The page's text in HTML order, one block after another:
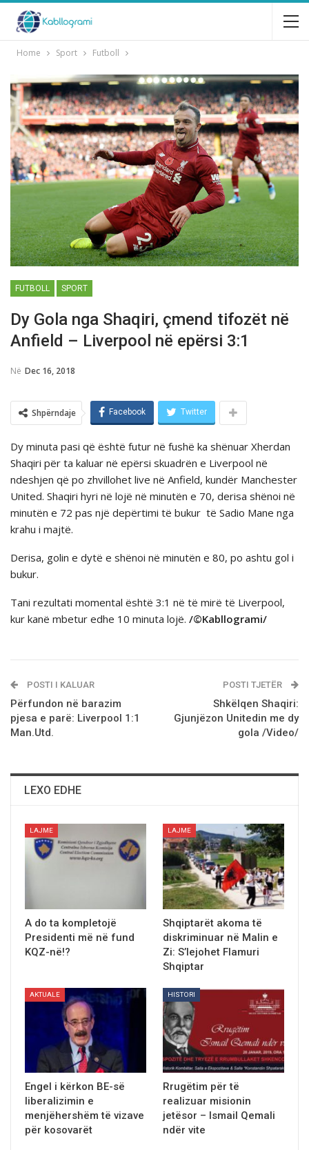
Home Sport Futboll
FUTBOLL SPORT
Dy Gola nga Shaqiri, çmend tifozët në
Anfield – Liverpool në epërsi 3:1
Në Dec 16, 2018
Shpërndaje Facebook Twitter
Dy minuta pasi që është futur në fushë ka shënuar Xherdan
Shaqiri për ta kaluar në epërsi skuadrën e Liverpool në
ndeshjen që po zhvillohet live në Anfield, kundër Manchester
United. Shaqiri hyri në lojë në minutën e 70, derisa shënoi në
minutën e 72 pas një depërtimi të bukur të Sadio Mane nga
krahu i majtë.
Derisa, golin e dytë e shënoi në minutën e 80, po ashtu gol i
bukur.
Tani rezultati momental është 3:1 në të mirë të Liverpool,
kur kanë mbetur edhe 10 minuta lojë. /©Kabllogrami/
POSTI I KALUAR
Përfundon në barazim
pjesa e parë: Liverpool 1:1
Man.Utd.
POSTI TJETËR
Shkëlqen Shaqiri:
Gjunjëzon Unitedin me dy
gola /Video/
LEXO EDHE
LAJME
A do ta kompletojë
Presidenti më në fund
KQZ-në!?
LAJME
Shqiptarёt akoma tё
diskriminuar nё Malin e
Zi: S’lejohet Flamuri
Shqiptar
AKTUALE
Engel i kërkon BE-sё
liberalizimin e
menjëhershёm tё vizave
pёr kosovarët
HISTORI
Rrugëtim për të
realizuar misionin
jetësor – Ismail Qemali
ndër vite